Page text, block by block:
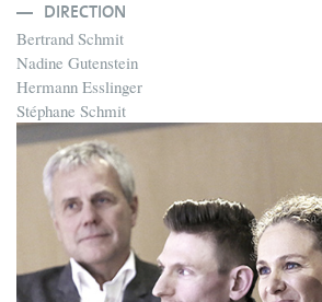
DIRECTION
Bertrand Schmit
Nadine Gutenstein
Hermann Esslinger
Stéphane Schmit